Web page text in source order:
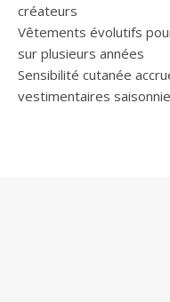
créateurs
Vêtements évolutifs
sur plusieurs années
Sensibilité cutanée
vestimentaires